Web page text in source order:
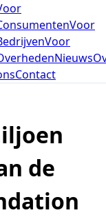
Voor
Voor
Nieuws
Contact
de